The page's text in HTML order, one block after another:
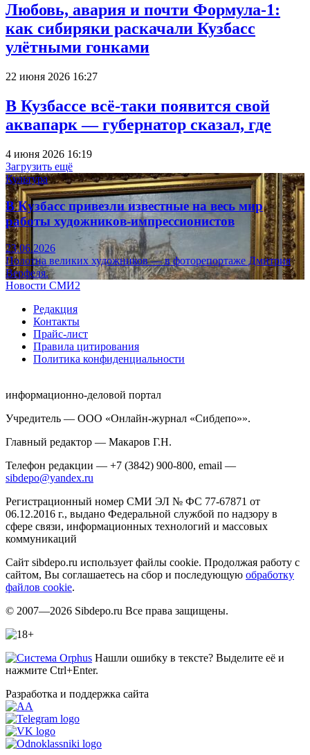
Любовь, авария и почти Формула-1:
как сибиряки раскачали Кузбасс
улётными гонками
22 июня 2026 16:27
В Кузбассе всё-таки появится свой
аквапарк — губернатор сказал, где
4 июня 2026 16:19
Загрузить ещё
Культура
В Кузбасс привезли известные на весь мир
работы художников-импрессионистов
23.06.2026
Полотна великих художников — в фоторепортаже Дмитрия
Верфеля.
Новости СМИ2
Редакция
Контакты
Прайс-лист
Правила цитирования
Политика конфиденциальности
информационно-деловой портал
Учредитель — ООО «Онлайн-журнал «Сибдепо»».
Главный редактор — Макаров Г.Н.
Телефон редакции — +7 (3842) 900-800, email —
sibdepo@yandex.ru
Регистрационный номер СМИ ЭЛ № ФС 77-67871 от
06.12.2016 г., выдано Федеральной службой по надзору в
сфере связи, информационных технологий и массовых
коммуникаций
Сайт sibdepo.ru использует файлы cookie. Продолжая работу с
сайтом, Вы соглашаетесь на сбор и последующую обработку
файлов cookie.
© 2007—2026 Sibdepo.ru Все права защищены.
Нашли ошибку в тексте? Выделите её и
нажмите Ctrl+Enter.
Разработка и поддержка сайта